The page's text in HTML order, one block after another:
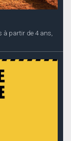
à partir de 4 ans,